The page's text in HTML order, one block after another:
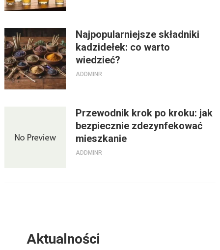
Najpopularniejsze składniki
kadzidełek: co warto
wiedzieć?
ADDMINR
Przewodnik krok po kroku: jak
bezpiecznie zdezynfekować
mieszkanie
ADDMINR
Aktualności